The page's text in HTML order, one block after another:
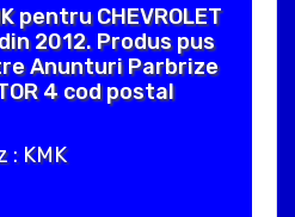
pentru CHEVROLET
2012. Produs pus
Anunturi Parbrize
4 cod postal
: KMK